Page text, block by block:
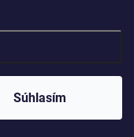
Súhlasím
Upraviť nastavenie